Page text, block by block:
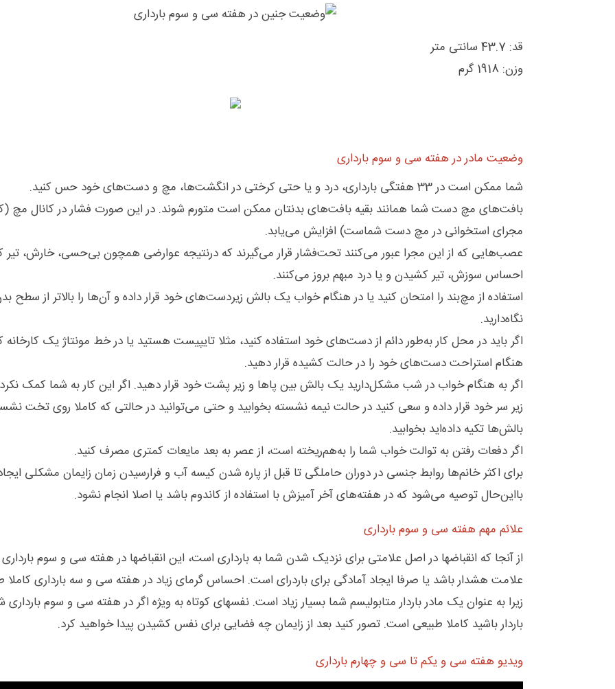
قد: 43.7 سانتی متر
وزن: 1918 گرم
وضعیت مادر در هفته سی و سوم بارداری
شما ممکن است در 33 هفتگی بارداری، درد و یا حتی کرختی در انگشت‌ها، مچ و دست‌های خود حس کنید.
بافت‌های مچ دست شما همانند بقیه بافت‌های بدنتان ممکن است متورم شوند. در این صورت فشار در کانال مچ
مجرای استخوانی در مچ دست شماست) افزایش می‌یابد.
عصب‌هایی که از این مجرا عبور می‌کنند تحت‌فشار قرار می‌گیرند که درنتیجه عوارضی همچون بی‌حسی، خارش، تیر
احساس سوزش، تیر کشیدن و یا درد مبهم بروز می‌کنند.
استفاده از مچ‌بند را امتحان کنید یا در هنگام خواب یک بالش زیردست‌های خود قرار داده و آن‌ها را بالاتر از سطح
نگاه‌دارید.
اگر باید در محل کار به‌طور دائم از دست‌های خود استفاده کنید، مثلا تایپیست هستید یا در خط مونتاژ یک کارخانه
هنگام استراحت دست‌های خود را در حالت کشیده قرار دهید.
اگر به هنگام خواب در شب مشکل‌دارید یک بالش بین پاها و زیر پشت خود قرار دهید. اگر این کار به شما کمک
زیر سر خود قرار داده و سعی کنید در حالت نیمه نشسته بخوابید و حتی می‌توانید در حالتی که کاملا روی تخت
بالش‌ها تکیه داده‌اید بخوابید.
اگر دفعات رفتن به توالت خواب شما را به‌هم‌ریخته است، از عصر به بعد مایعات کمتری مصرف کنید.
برای اکثر خانم‌ها روابط جنسی در دوران حاملگی تا قبل از پاره شدن کیسه آب و فرارسیدن زمان زایمان مشکلی
بااین‌حال توصیه می‌شود که در هفته‌های آخر آمیزش با استفاده از کاندوم باشد یا اصلا انجام نشود.
علائم مهم هفته سی و سوم بارداری
از آنجا که انقباضها در اصل علامتی برای نزدیک شدن شما به بارداری است، این انقباضها در هفته سی و سوم بارداری
علامت هشدار باشد یا صرفا ایجاد آمادگی برای باردرای است. احساس گرمای زیاد در هفته سی و سه بارداری
زیرا به عنوان یک مادر باردار متابولیسم شما بسیار زیاد است. نفسهای کوتاه به ویژه اگر در هفته سی و سوم بارداری
باردار باشید کاملا طبیعی است. تصور کنید بعد از زایمان چه فضایی برای نفس کشیدن پیدا خواهید کرد.
ویدیو هفته سی و یکم تا سی و چهارم بارداری